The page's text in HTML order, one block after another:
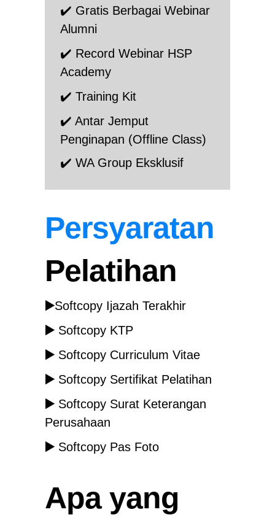
✔️ Gratis Berbagai Webinar
Alumni
✔️ Record Webinar HSP
Academy
✔️ Training Kit
✔️ Antar Jemput
Penginapan (Offline Class)
✔️ WA Group Eksklusif
Persyaratan
Pelatihan
▶️Softcopy Ijazah Terakhir
▶️ Softcopy KTP
▶️ Softcopy Curriculum Vitae
▶️ Softcopy Sertifikat Pelatihan
▶️ Softcopy Surat Keterangan
Perusahaan
▶️ Softcopy Pas Foto
Apa yang